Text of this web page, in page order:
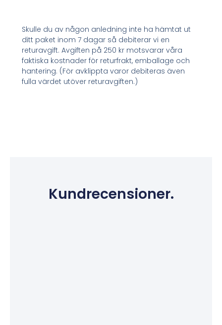
Skulle du av någon anledning inte ha hämtat ut
ditt paket inom 7 dagar så debiterar vi en
returavgift. Avgiften på 250 kr motsvarar våra
faktiska kostnader för returfrakt, emballage och
hantering. (För avklippta varor debiteras även
fulla värdet utöver returavgiften.)
Kundrecensioner.